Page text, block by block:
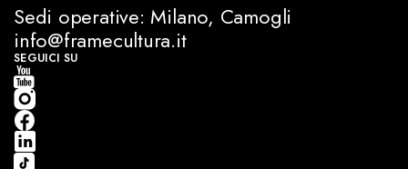
Sedi operative: Milano, Camogli
info@framecultura.it
SEGUICI SU